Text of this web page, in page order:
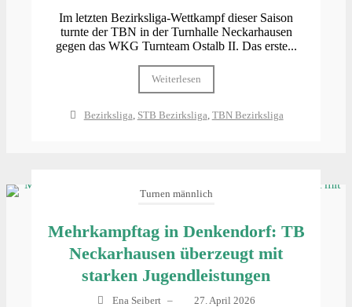
Im letzten Bezirksliga-Wettkampf dieser Saison
turnte der TBN in der Turnhalle Neckarhausen
gegen das WKG Turnteam Ostalb II. Das erste...
Weiterlesen
Bezirksliga STB Bezirksliga TBN Bezirksliga
Turnen männlich
Mehrkampftag in Denkendorf: TB
Neckarhausen überzeugt mit
starken Jugendleistungen
Ena Seibert – 27. April 2026